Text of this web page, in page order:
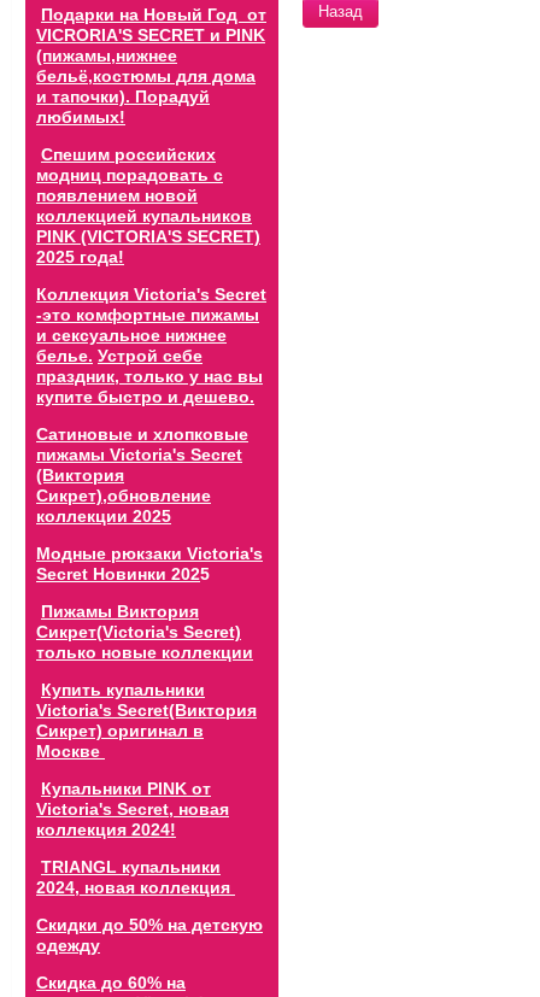
Подарки на Новый Год от
VICRORIA'S SECRET и PINK
(пижамы,нижнее
бельё,костюмы для дома
и тапочки). Порадуй
любимых!
Спешим российских
модниц порадовать с
появлением новой
коллекцией купальников
PINK (VICTORIA'S SECRET)
2025 года!
Коллекция Victoria's Secret
-это комфортные пижамы
и сексуальное нижнее
белье. Устрой себе
праздник, только у нас вы
купите быстро и дешево.
Сатиновые и хлопковые
пижамы Victoria's Secret
(Виктория
Сикрет),обновление
коллекции 2025
Модные рюкзаки Victoria's
Secret Новинки 2025
Пижамы Виктория
Сикрет(Victoria's Secret)
только новые коллекции
Купить купальники
Victoria's Secret(Виктория
Сикрет) оригинал в
Москве
Купальники PINK от
Victoria's Secret, новая
коллекция 2024!
TRIANGL купальники
2024, новая коллекция
Скидки до 50% на детскую
одежду
Скидка до 60% на
Назад